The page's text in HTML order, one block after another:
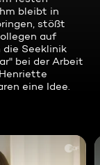
bleibt in
stößt
auf
Seeklinik
bei der Arbeit
eine Idee.